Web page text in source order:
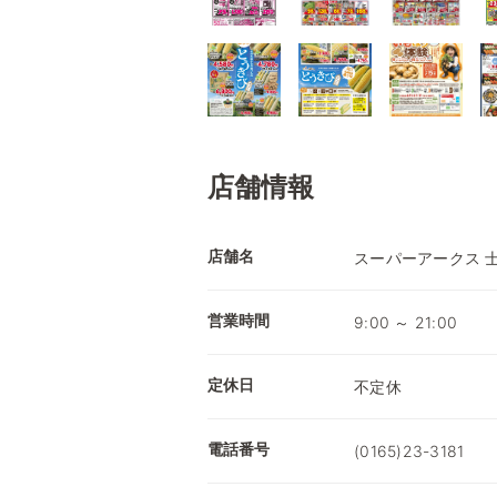
店舗情報
店舗名 スーパーアークス
営業時間 9:00 ～ 21:00
定休日 不定休
電話番号 (0165)23-3181